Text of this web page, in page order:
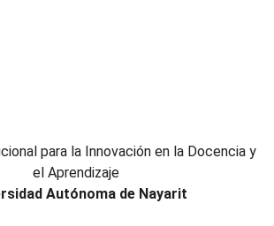
para la Innovación en la Docencia y
el Aprendizaje
Autónoma de Nayarit